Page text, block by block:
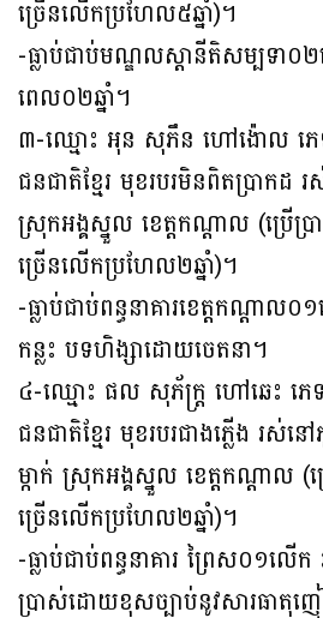
ច្រើនលេីកប្រហែល៥ឆ្នាំ)។
-ធ្លាប់ជាប់មណ្ឌលស្តានីតិសម្បទា០
ពេល០២ឆ្នាំ។
៣-ឈ្មោះ អុន សុភឹន ហៅង៉ោល ភេ
ជនជាតិខ្មែរ មុខរបរមិនពិតប្រាកដ
ស្រុកអង្គស្នួល ខេត្តកណ្ដាល (ប្រេីប្
ច្រើនលេីកប្រហែល២ឆ្នាំ)។
-ធ្លាប់ជាប់ពន្ធនាគារខេត្តកណ្តាល
កន្លះ បទហិង្សាដោយចេតនា។
៤-ឈ្មោះ ផល សុភ័ក្ត្រ ហៅឆេះ ភេ
ជនជាតិខ្មែរ មុខរបរជាងភ្លេីង រស់
ម្កាក់ ស្រុកអង្គស្នួល ខេត្តកណ្ដាល (
ច្រើនលេីកប្រហែល២ឆ្នាំ)។
-ធ្លាប់ជាប់ពន្ធនាគារ ព្រៃស០១លេី
ប្រាស់ដោយខុសច្បាប់នូវសារធាតុ